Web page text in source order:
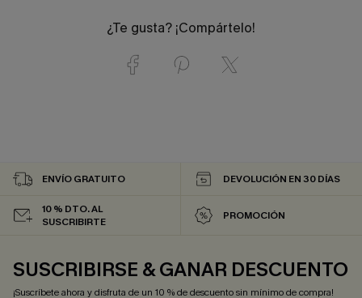
¿Te gusta? ¡Compártelo!
ENVÍO GRATUITO DEVOLUCIÓN EN 30 DÍAS
10 % DTO. AL
SUSCRIBIRTE
PROMOCIÓN
SUSCRIBIRSE & GANAR DESCUENTO
¡Suscríbete ahora y disfruta de un 10 % de descuento sin mínimo de compra!